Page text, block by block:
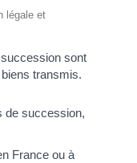
légale et
sont
transmis.
de succession,
France ou à